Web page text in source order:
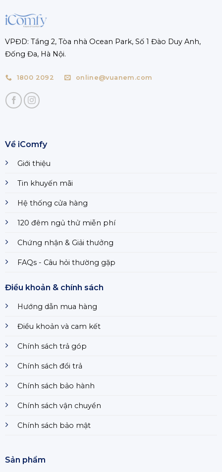
VPĐD: Tầng 2, Tòa nhà Ocean Park, Số 1 Đào Duy Anh,
Đống Đa, Hà Nội.
1800 2092 online@vuanem.com
Về iComfy
Giới thiệu
Tin khuyến mãi
Hệ thống cửa hàng
120 đêm ngủ thử miễn phí
Chứng nhận & Giải thưởng
FAQs - Câu hỏi thường gặp
Điều khoản & chính sách
Hướng dẫn mua hàng
Điều khoản và cam kết
Chính sách trả góp
Chính sách đổi trả
Chính sách bảo hành
Chính sách vận chuyển
Chính sách bảo mật
Sản phẩm